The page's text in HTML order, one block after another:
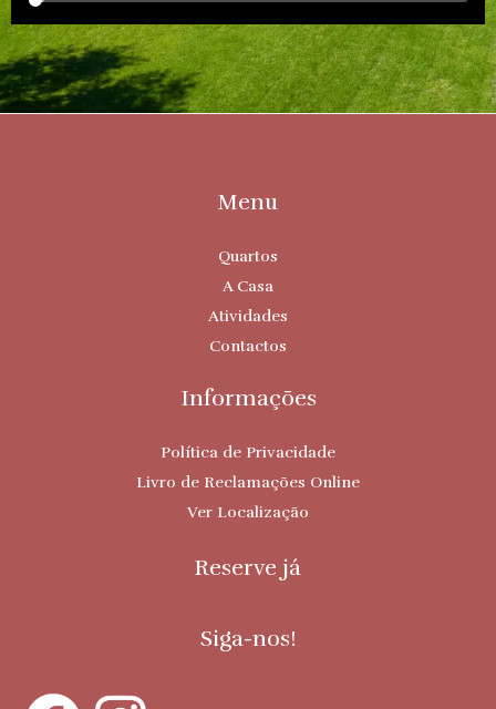
Menu
Quartos
A Casa
Atividades
Contactos
Informações
Política de Privacidade
Livro de Reclamações Online
Ver Localização
Reserve já
Siga-nos!